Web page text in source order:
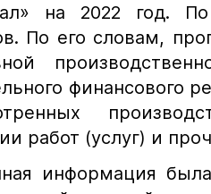
на 2022 год.
По его словам,
финансового
работ (услуг) и
информация